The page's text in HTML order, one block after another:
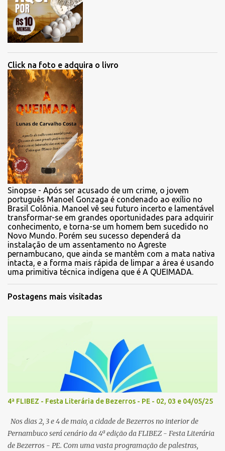
Click na foto e adquira o livro
Sinopse - Após ser acusado de um crime, o jovem
português Manoel Gonzaga é condenado ao exílio no
Brasil Colônia. Manoel vê seu futuro incerto e lamentável
transformar-se em grandes oportunidades para adquirir
conhecimento, e torna-se um homem bem sucedido no
Novo Mundo. Porém seu sucesso dependerá da
instalação de um assentamento no Agreste
pernambucano, que ainda se mantêm com a mata nativa
intacta, e a forma mais rápida de limpar a área é usando
uma primitiva técnica indígena que é A QUEIMADA.
Postagens mais visitadas
4ª FLIBEZ - Festa Literária de Bezerros - PE - 02, 03 e 04/05/25
Nos dias 2, 3 e 4 de maio, a cidade de Bezerros no interior de
Pernambuco será cenário da 4ª edição da FLIBEZ - Festa Literária
de Bezerros - PE. Com uma vasta programação de palestras,